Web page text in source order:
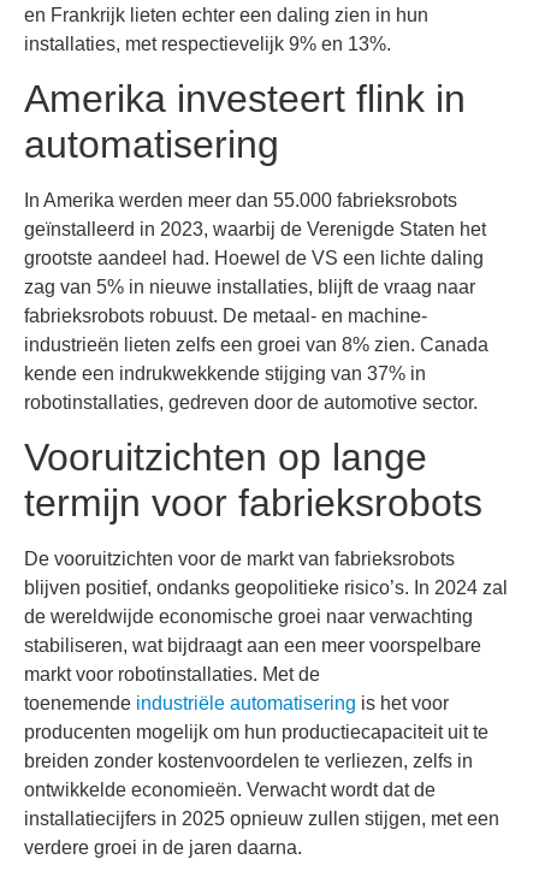
en Frankrijk lieten echter een daling zien in hun
installaties, met respectievelijk 9% en 13%.
Amerika investeert flink in
automatisering
In Amerika werden meer dan 55.000 fabrieksrobots
geïnstalleerd in 2023, waarbij de Verenigde Staten het
grootste aandeel had. Hoewel de VS een lichte daling
zag van 5% in nieuwe installaties, blijft de vraag naar
fabrieksrobots robuust. De metaal- en machine-
industrieën lieten zelfs een groei van 8% zien. Canada
kende een indrukwekkende stijging van 37% in
robotinstallaties, gedreven door de automotive sector.
Vooruitzichten op lange
termijn voor fabrieksrobots
De vooruitzichten voor de markt van fabrieksrobots
blijven positief, ondanks geopolitieke risico’s. In 2024 zal
de wereldwijde economische groei naar verwachting
stabiliseren, wat bijdraagt aan een meer voorspelbare
markt voor robotinstallaties. Met de
toenemende industriële automatisering is het voor
producenten mogelijk om hun productiecapaciteit uit te
breiden zonder kostenvoordelen te verliezen, zelfs in
ontwikkelde economieën. Verwacht wordt dat de
installatiecijfers in 2025 opnieuw zullen stijgen, met een
verdere groei in de jaren daarna.